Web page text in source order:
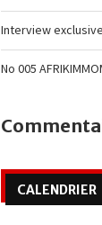
Interview exclusive
No 005
CALENDRIER